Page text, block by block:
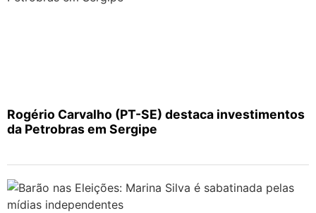
Rogério Carvalho (PT-SE) destaca investimentos
da Petrobras em Sergipe